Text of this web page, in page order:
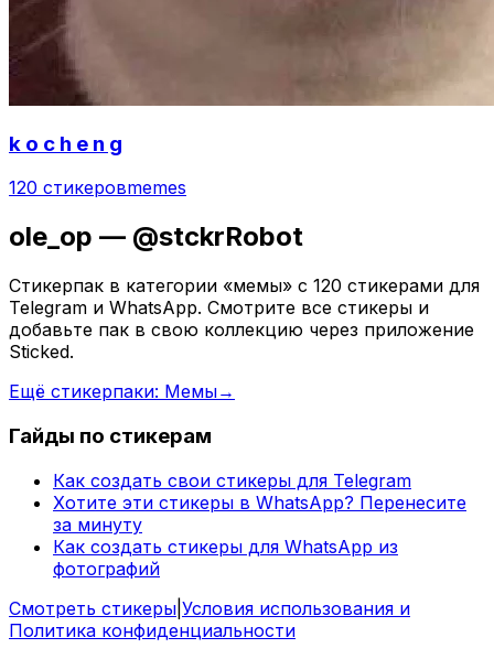
k o c h e n g
120 стикеровmemes
ole_op — @stckrRobot
Стикерпак в категории «мемы» с 120 стикерами для
Telegram и WhatsApp. Смотрите все стикеры и
добавьте пак в свою коллекцию через приложение
Sticked.
Ещё стикерпаки: Мемы→
Гайды по стикерам
Как создать свои стикеры для Telegram
Хотите эти стикеры в WhatsApp? Перенесите
за минуту
Как создать стикеры для WhatsApp из
фотографий
Смотреть стикеры Условия использования и
Политика конфиденциальности